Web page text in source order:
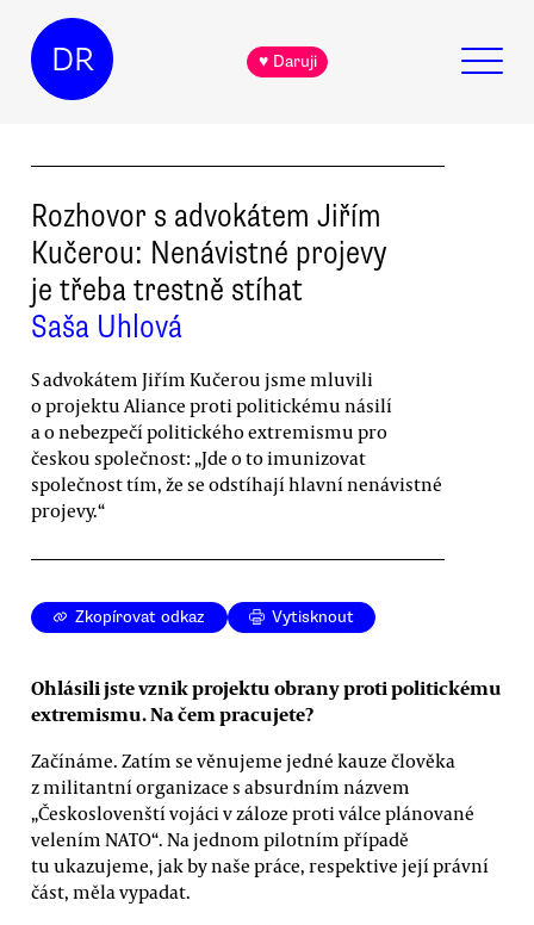
DR ♥ Daruji
Rozhovor s advokátem Jiřím
Kučerou: Nenávistné projevy
je třeba trestně stíhat
Saša Uhlová
S advokátem Jiřím Kučerou jsme mluvili
o projektu Aliance proti politickému násilí
a o nebezpečí politického extremismu pro
českou společnost: „Jde o to imunizovat
společnost tím, že se odstíhají hlavní nenávistné
projevy.“
Zkopírovat odkaz Vytisknout
Ohlásili jste vznik projektu obrany proti politickému
extremismu. Na čem pracujete?
Začínáme. Zatím se věnujeme jedné kauze člověka
z militantní organizace s absurdním názvem
„Českoslovenští vojáci v záloze proti válce plánované
velením NATO“. Na jednom pilotním případě
tu ukazujeme, jak by naše práce, respektive její právní
část, měla vypadat.